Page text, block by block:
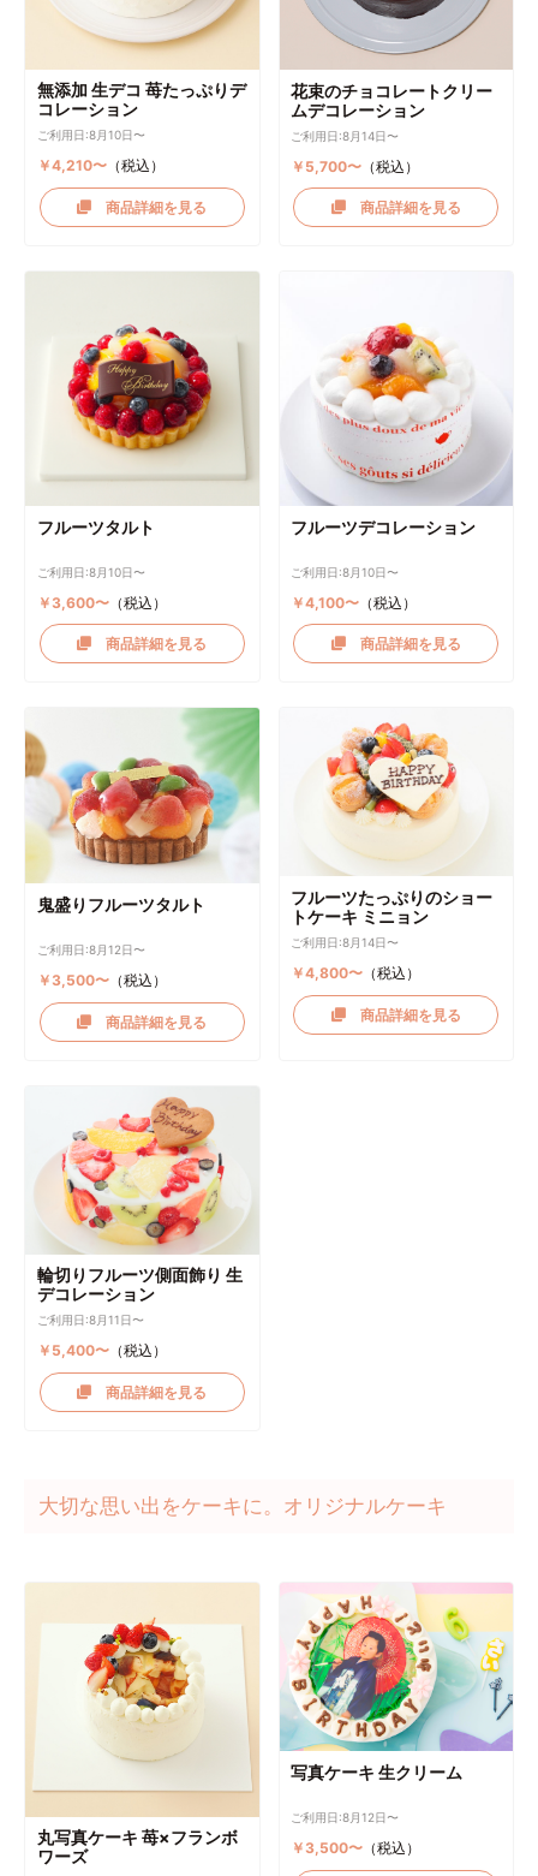
無添加 生デコ 苺たっぷりデ
コレーション
ご利用日:8月10日〜
￥4,210〜（税込）
商品詳細を見る
花束のチョコレートクリー
ムデコレーション
ご利用日:8月14日〜
￥5,700〜 （税込）
商品詳細を見る
フルーツタルト
ご利用日:8月10日〜
￥3,600〜（税込）
商品詳細を見る
フルーツデコレーション
ご利用日:8月10日〜
￥4,100〜 （税込）
商品詳細を見る
鬼盛りフルーツタルト
ご利用日:8月12日〜
￥3,500〜（税込）
商品詳細を見る
フルーツたっぷりのショー
トケーキ ミニョン
ご利用日:8月14日〜
￥4,800〜 （税込）
商品詳細を見る
輪切りフルーツ側面飾り 生
デコレーション
ご利用日:8月11日〜
￥5,400〜（税込）
商品詳細を見る
大切な思い出をケーキに。オリジナルケーキ
丸写真ケーキ 苺×フランボ
ワーズ
写真ケーキ 生クリーム
ご利用日:8月12日〜
￥3,500〜 （税込）